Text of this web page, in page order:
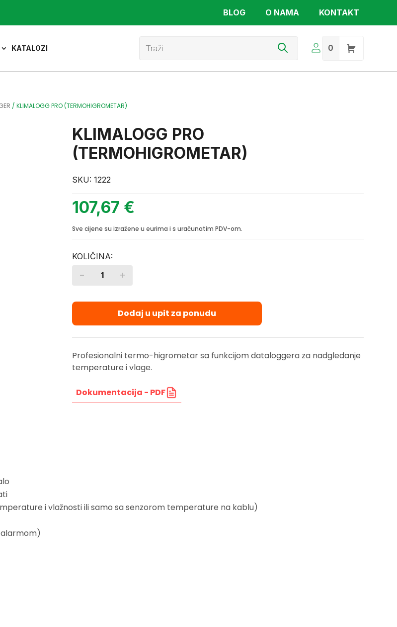
BLOG O NAMA KONTAKT
KATALOZI
Products
search 0
/KLIMALOGG PRO (TERMOHIGROMETAR)
KLIMALOGG PRO
(TERMOHIGROMETAR)
SKU:1222
107,67 €
Sve cijene su izražene u eurima i s uračunatim PDV-om.
Quantity
- +
Dodaj u upit za ponudu
Profesionalni termo-higrometar sa funkcijom dataloggera za nadgledanje
temperature i vlage.
Dokumentacija - PDF
i vlažnosti ili samo sa senzorom temperature na kablu)
alarmom)